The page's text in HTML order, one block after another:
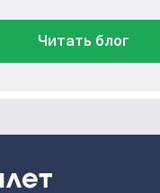
Читать блог